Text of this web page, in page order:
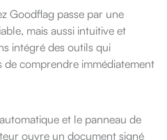
Goodflag passe par une
mais aussi intuitive et
intégré des outils qui
comprendre immédiatement
et le panneau de
ouvre un document signé